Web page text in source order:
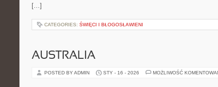
[…]
CATEGORIES: ŚWIĘCI I BŁOGOSŁAWIENI
AUSTRALIA
POSTED BY ADMIN STY - 16 - 2026 MOŻLIWOŚĆ